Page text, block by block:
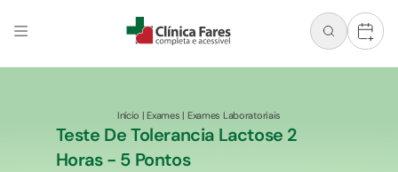
+
Início |Exames | Exames Laboratoriais
Teste De Tolerancia Lactose 2
Horas - 5 Pontos